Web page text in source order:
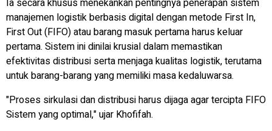
Ia secara khusus menekankan pentingnya penerapan sistem
manajemen logistik berbasis digital dengan metode First In,
First Out (FIFO) atau barang masuk pertama harus keluar
pertama. Sistem ini dinilai krusial dalam memastikan
efektivitas distribusi serta menjaga kualitas logistik, terutama
untuk barang-barang yang memiliki masa kedaluwarsa.
"Proses sirkulasi dan distribusi harus dijaga agar tercipta FIFO
Sistem yang optimal," ujar Khofifah.